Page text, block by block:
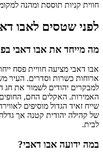
חווית קניות תוססת ומהנה
לפני שטסים לאבו
מה מייחד את אבו דאבי
אבו דאבי מציעה חוויית פסח
ארוחות כשרות וסדרים. העיר
למבקרים יהודים לשמור את
האמירות. האקלים החם,
שייח זאיד הגדול מוסיפים
של קהילה יהודית קטנה אך
לבית.
במה ידועה אבו דאבי?